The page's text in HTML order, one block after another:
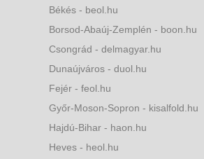
Békés - beol.hu
Borsod-Abaúj-Zemplén - boon.hu
Csongrád - delmagyar.hu
Dunaújváros - duol.hu
Fejér - feol.hu
Győr-Moson-Sopron - kisalfold.hu
Hajdú-Bihar - haon.hu
Heves - heol.hu